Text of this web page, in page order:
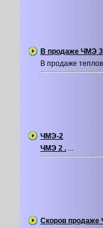
В продаже ЧМЭ 3
В продаже
ЧМЭ-2
ЧМЭ 2 . ...
Скоров продаже